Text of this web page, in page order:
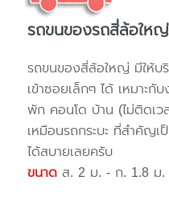
รถขนของรถสี่ล้อให
รถขนของสี่ล้อใหญ่ มีให้บ
เข้าซอยเล็กๆ ได้ เหมาะ
พัก คอนโด บ้าน (ไม่ติดเ
เหมือนรถกระบะ ที่สำคัญเ
ได้สบายเลยครับ
ขนาด ส. 2 ม. - ก. 1.8 ม